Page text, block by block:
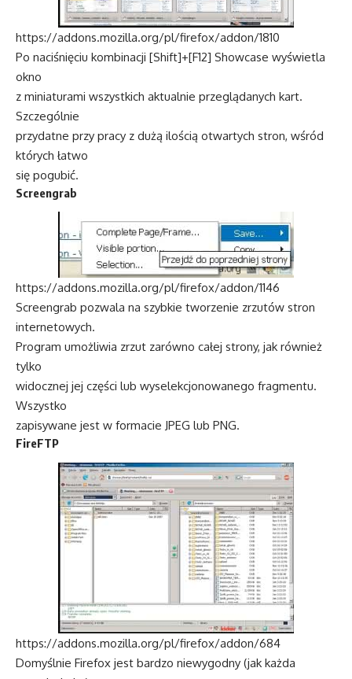
https://addons.mozilla.org/pl/firefox/addon/1810
Po naciśnięciu kombinacji [Shift]+[F12] Showcase wyświetla
okno
z miniaturami wszystkich aktualnie przeglądanych kart.
Szczególnie
przydatne przy pracy z dużą ilością otwartych stron, wśród
których łatwo
się pogubić.
Screengrab
https://addons.mozilla.org/pl/firefox/addon/1146
Screengrab pozwala na szybkie tworzenie zrzutów stron
internetowych.
Program umożliwia zrzut zarówno całej strony, jak również
tylko
widocznej jej części lub wyselekcjonowanego fragmentu.
Wszystko
zapisywane jest w formacie JPEG lub PNG.
FireFTP
https://addons.mozilla.org/pl/firefox/addon/684
Domyślnie Firefox jest bardzo niewygodny (jak każda